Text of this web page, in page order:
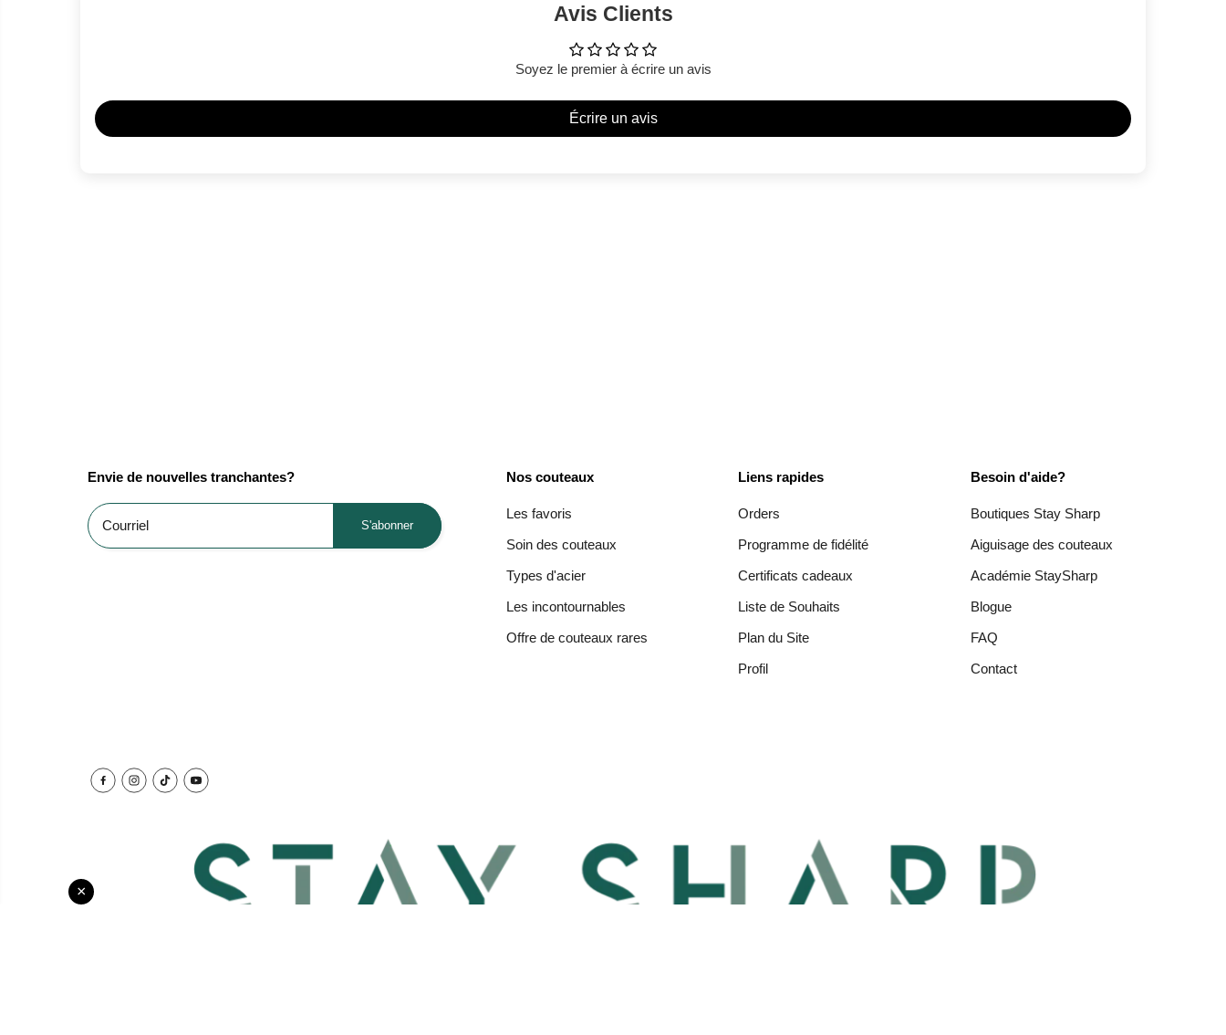
×
Avis Clients
Soyez le premier à écrire un avis
Écrire un avis
Envie de nouvelles tranchantes?
S'abonner
Nos couteaux
Les favoris
Soin des couteaux
Types d'acier
Les incontournables
Offre de couteaux rares
Liens rapides
Orders
Programme de fidélité
Certificats cadeaux
Liste de Souhaits
Plan du Site
Profil
Besoin d'aide?
Boutiques Stay Sharp
Aiguisage des couteaux
Académie StaySharp
Blogue
FAQ
Contact